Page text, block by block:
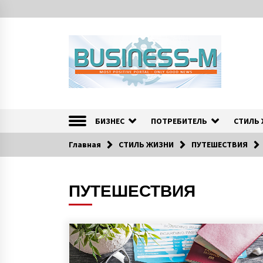
k
БИЗНЕС ПОТРЕБИТЕЛЬ СТИЛЬ
Главная СТИЛЬ ЖИЗНИ ПУТЕШЕСТВИЯ
ПУТЕШЕСТВИЯ